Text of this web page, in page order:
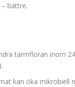
bättre.
tarmfloran inom
kan öka mikrobiell